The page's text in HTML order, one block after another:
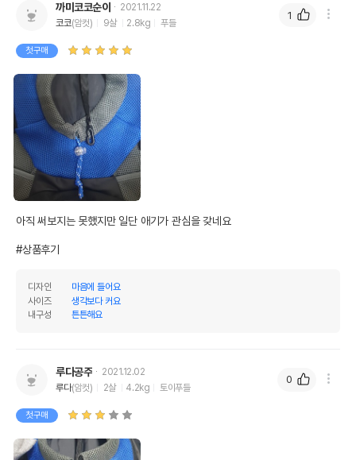
상품 필수 정보
법에 의한 인증,허가 등을
받았음을 확인할수 있는
경우 그에 대한 사항
상세페이지 참조
제조국 또는 원산지
제조자,수입품의 경우
까미코코순이
2021.11.22
코코(암컷) 9살 2.8kg 푸들
첫구매
아직 써보지는 못했지만 일단 애기가 관심을 갖네요
#상품후기
디자인
마음에 들어요
사이즈
생각보다 커요
내구성
튼튼해요
1
루다공주
2021.12.02
루다(암컷) 2살 4.2kg 토이푸들
첫구매
0